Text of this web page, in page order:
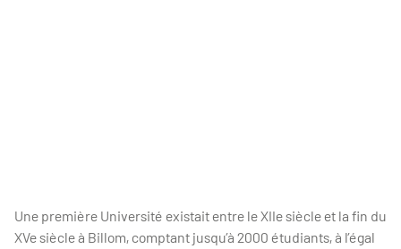
Une première Université existait entre le XIIe siècle et la fin du
XVe siècle à Billom, comptant jusqu’à 2000 étudiants, à l’égal